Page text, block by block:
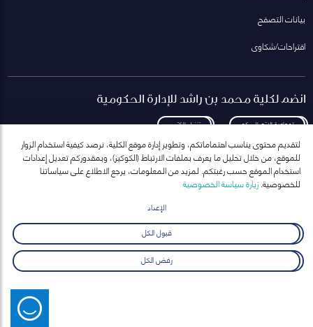
بيانات التصفح
اقتراحات/شكاوى
انضم لكلية محمد بن راشد للإدارة الحكومية
لمعاودة الاتصال بكم تنزيل الكتيب
انضم إلى قائمة مراسلاتنا
ارسال
لتقديم محتوى يناسب اهتماماتكم، وتطوير إدارة موقع الكلية، نرصد كيفية استخدام الزوار
للموقع، من خلال تحليل ما يعرف بملفات الارتباط (الكوكيز)، وبمقدوركم تعديل إعدادات
استخدام الموقع حسب رغبتكم. لمزيد من المعلومات، يرجع الاطلاع على سياساتنا
للخصوصية.زيارة سياسة الخصوصية
الإعداد
قبول الكل
رفض الكل